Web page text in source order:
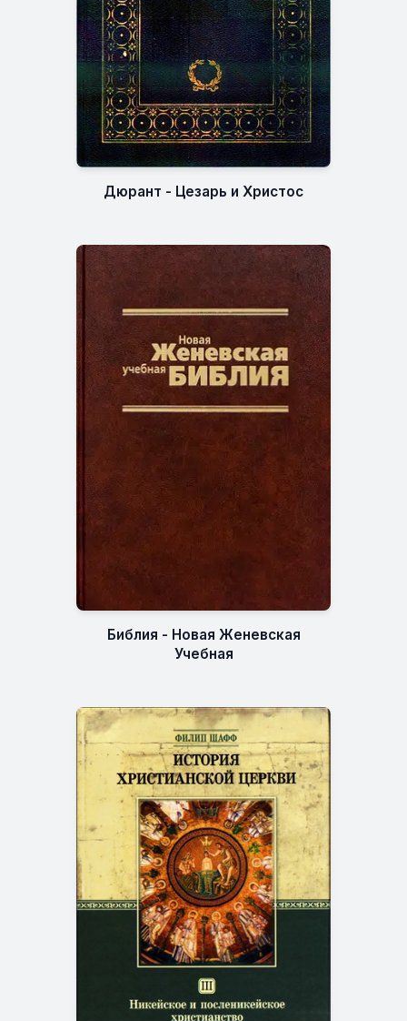
Дюрант - Цезарь и Христос
Библия - Новая Женевская
Учебная